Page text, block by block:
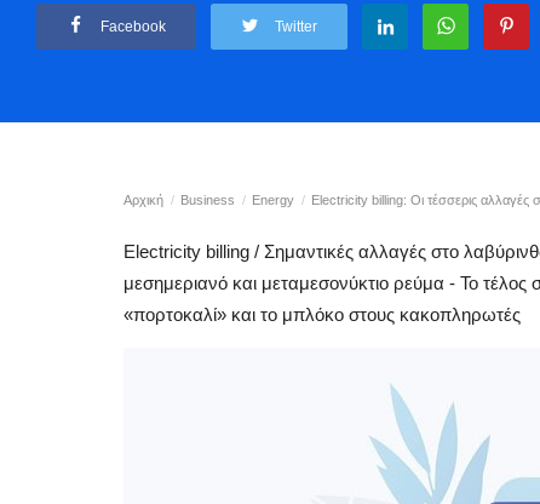
Facebook Twitter
Αρχική Business Energy Electricity billing: Οι τέσσερις αλλαγές
Electricity billing / Σημαντικές αλλαγές στο
μεσημεριανό και μεταμεσονύκτιο ρεύμα - Το
«πορτοκαλί» και το μπλόκο στους κακοπληρωτές